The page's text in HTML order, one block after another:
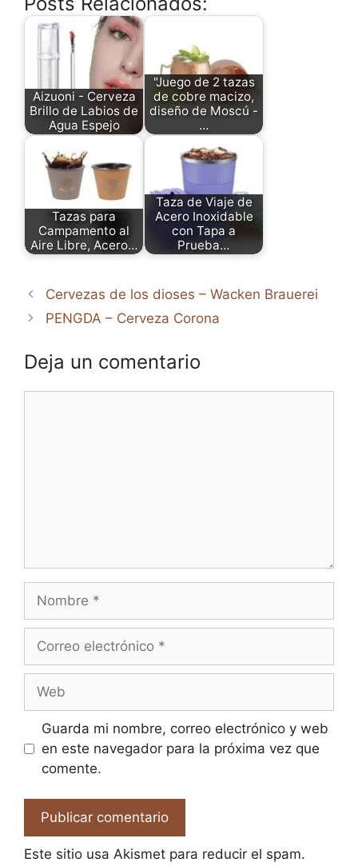
Aizuoni - Cerveza
Brillo de Labios de
Agua Espejo
"Juego de 2 tazas
de cobre macizo,
diseño de Moscú -
…
Tazas para
Campamento al
Aire Libre, Acero…
Taza de Viaje de
Acero Inoxidable
con Tapa a
Prueba…
Cervezas de los dioses – Wacken Brauerei
PENGDA – Cerveza Corona
Deja un comentario
electrónico
Guarda mi nombre, correo electrónico y web
en este navegador para la próxima vez que
comente.
Este sitio usa Akismet para reducir el spam.